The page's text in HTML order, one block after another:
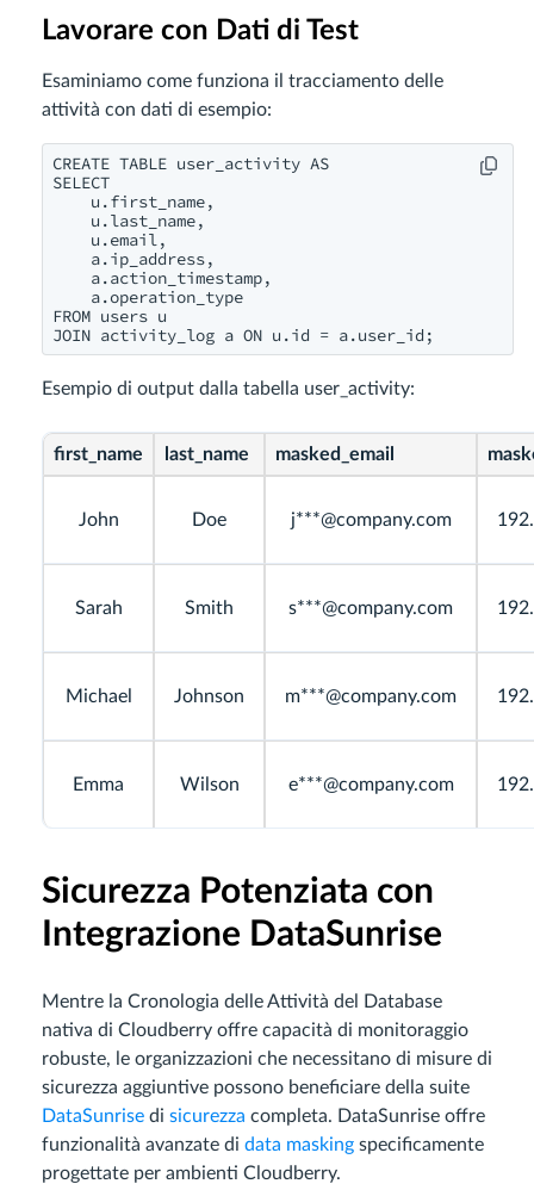
Lavorare con Dati di Test
Esaminiamo come funziona il tracciamento delle
attività con dati di esempio:
CREATE TABLE user_activity AS
SELECT
    u.first_name,
    u.last_name,
    u.email,
    a.ip_address,
    a.action_timestamp,
    a.operation_type
FROM users u
Esempio di output dalla tabella user_activity:
first_name last_name masked_email
John Doe j***@company.com
Sarah Smith s***@company.com
Michael Johnson m***@company.com
Emma Wilson e***@company.com
Sicurezza Potenziata con
Integrazione DataSunrise
Mentre la Cronologia delle Attività del Database
nativa di Cloudberry offre capacità di monitoraggio
robuste, le organizzazioni che necessitano di misure di
sicurezza aggiuntive possono beneficiare della suite
DataSunrise di sicurezza completa. DataSunrise offre
funzionalità avanzate di data masking specificamente
progettate per ambienti Cloudberry.